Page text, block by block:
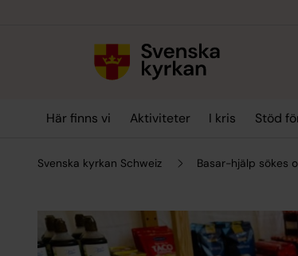
Här finns vi Aktiviteter I kris Stöd
Svenska kyrkan Schweiz Basar-hjälp sökes